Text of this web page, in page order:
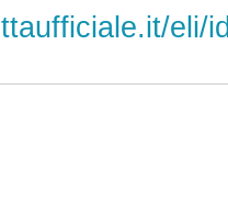
eli/